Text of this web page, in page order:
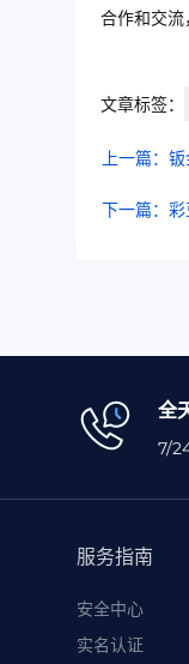
合作和交
文章标签：
上一篇：
下一篇：
全
7/
服务指南
安全中心
实名认证